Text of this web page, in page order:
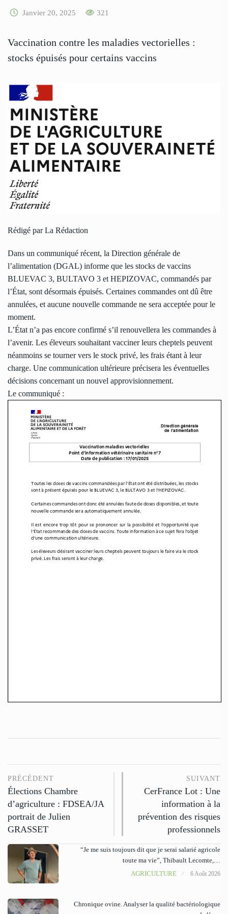
Janvier 20, 2025 321
Vaccination contre les maladies vectorielles :
stocks épuisés pour certains vaccins
Rédigé par La Rédaction
Dans un communiqué récent, la Direction générale de
l’alimentation (DGAL) informe que les stocks de vaccins
BLUEVAC 3, BULTAVO 3 et HEPIZOVAC, commandés par
l’État, sont désormais épuisés. Certaines commandes ont dû être
annulées, et aucune nouvelle commande ne sera acceptée pour le
moment.
L’État n’a pas encore confirmé s’il renouvellera les commandes à
l’avenir. Les éleveurs souhaitant vacciner leurs cheptels peuvent
néanmoins se tourner vers le stock privé, les frais étant à leur
charge. Une communication ultérieure précisera les éventuelles
décisions concernant un nouvel approvisionnement.
Le communiqué :
PRÉCÉDENT
Élections Chambre
d’agriculture : FDSEA/JA
portrait de Julien
GRASSET
SUIVANT
CerFrance Lot : Une
information à la
prévention des risques
professionnels
“Je me suis toujours dit que je serai salarié agricole
toute ma vie”, Thibault Lecomte,…
AGRICULTURE
6 Août 2026
Chronique ovine. Analyser la qualité bactériologique